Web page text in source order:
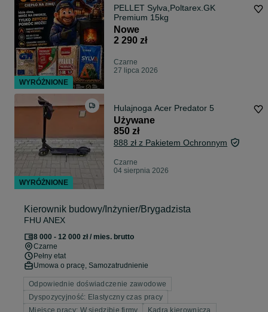
PELLET Sylva,Poltarex.GK
Premium 15kg
Nowe
2 290 zł
Czarne
27 lipca 2026
Hulajnoga Acer Predator 5
Używane
850 zł
888 zł z Pakietem Ochronnym
Czarne
04 sierpnia 2026
Kierownik budowy/Inżynier/Brygadzista
FHU ANEX
8 000 - 12 000 zł / mies. brutto
Czarne
Pełny etat
Umowa o pracę, Samozatrudnienie
Odpowiednie doświadczenie zawodowe
Dyspozycyjność: Elastyczny czas pracy
WYRÓŻNIONE
WYRÓŻNIONE